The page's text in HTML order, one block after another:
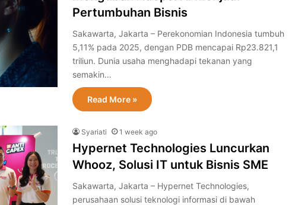
Pertumbuhan Bisnis
Sakawarta, Jakarta – Perekonomian Indonesia tumbuh
5,11% pada 2025, dengan PDB mencapai Rp23.821,1
triliun. Dunia usaha menghadapi tekanan yang
semakin…
Read More »
Syariati 1 week ago
Hypernet Technologies Luncurkan
Whooz, Solusi IT untuk Bisnis SME
Sakawarta, Jakarta – Hypernet Technologies,
perusahaan solusi teknologi informasi di bawah